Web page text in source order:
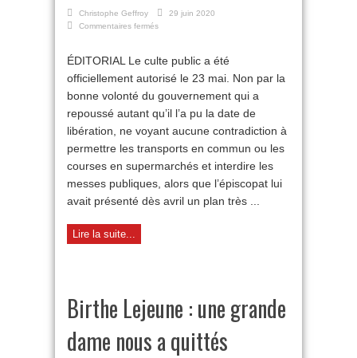
Christophe Geffroy
29 juin 2020
Commentaires fermés
bafoués
ÉDITORIAL Le culte public a été
officiellement autorisé le 23 mai. Non par la
bonne volonté du gouvernement qui a
repoussé autant qu’il l’a pu la date de
libération, ne voyant aucune contradiction à
permettre les transports en commun ou les
courses en supermarchés et interdire les
messes publiques, alors que l’épis­copat lui
avait présenté dès avril un plan très ...
Lire la suite...
Birthe Lejeune : une grande
dame nous a quittés